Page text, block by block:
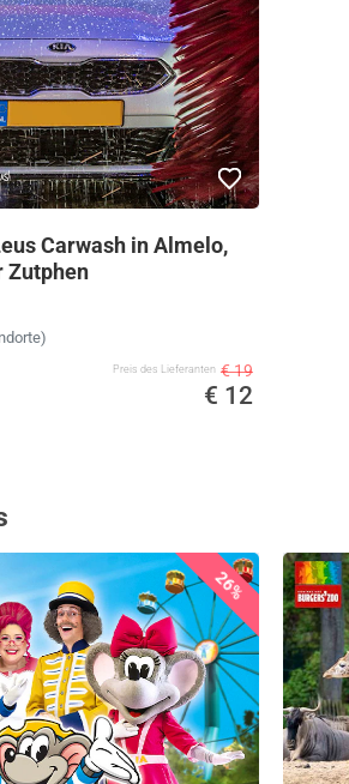
Carwash in Almelo,
Zutphen
Preis des Lieferanten € 19
€ 12
26%